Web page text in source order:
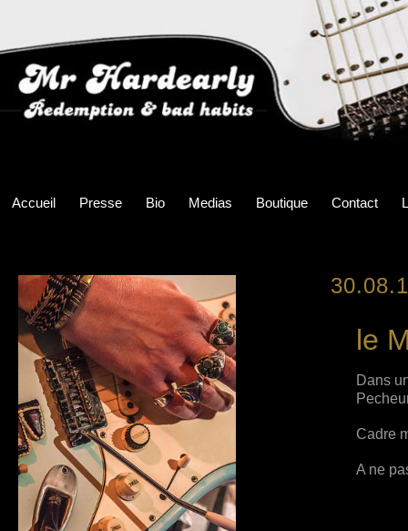
Accueil Presse Bio Medias Boutique Contact
le
Dans
Cadre
A ne